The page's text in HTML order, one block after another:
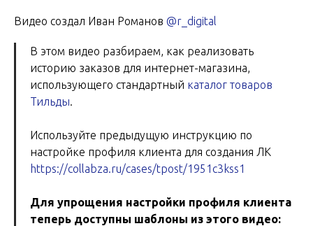
Видео создал Иван Романов @r_digital
В этом видео разбираем, как реализовать
историю заказов для интернет-магазина,
использующего стандартный каталог товаров
Тильды
Используйте предыдущую инструкцию по
настройке профиля клиента для создания ЛК
https://collabza.ru/cases/tpost/1951c3kss1
Для упрощения настройки профиля клиента
теперь доступны шаблоны из этого видео: